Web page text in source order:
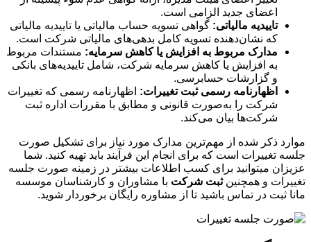
اعضای جدید الزامی است.
تاییدیه مالیاتی: گواهی تسویه حساب مالیاتی یا تاییدیه مالیاتی
که نشان‌دهنده تسویه کامل بدهی‌های مالیاتی شرکت است.
مدارک مربوط به افزایش یا کاهش سرمایه: مستندات مربوط
به افزایش یا کاهش سرمایه شرکت، شامل تاییدیه‌های بانکی
و گزارشات حسابرسی.
اظهارنامه رسمی ثبت تغییرات: اظهارنامه رسمی که تغییرات
شرکت را به‌صورت قانونی و مطابق با مقررات اداره ثبت
شرکت‌ها بیان می‌کند.
موارد ذکر شده از مهم‌ترین مدارک مورد نیاز برای تشکیل صورت
جلسه تغییرات است که برای انجام این فرآیند باید تهیه کنید. شما
عزیزان می‎توانید برای کسب اطلاعات بیشتر در زمینه صورت جلسه
تغییرات و همچنینثبت شرکت با مشاوران و کارشناسان موسسه
مانا ثبت در تماس باشید تا از مشاوره رایگان برخوردار شوید.